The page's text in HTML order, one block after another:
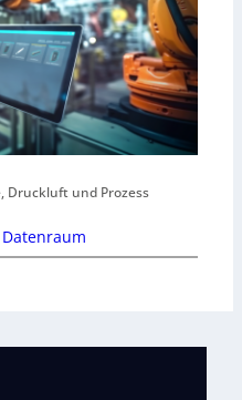
Druckluft und Prozess